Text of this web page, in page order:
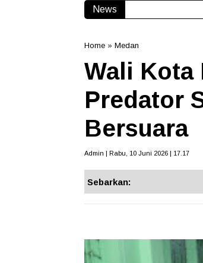
News
Home » Medan
Wali Kota
Predator
Bersuara
Admin | Rabu, 10 Juni 2026 | 17.17
Sebarkan: